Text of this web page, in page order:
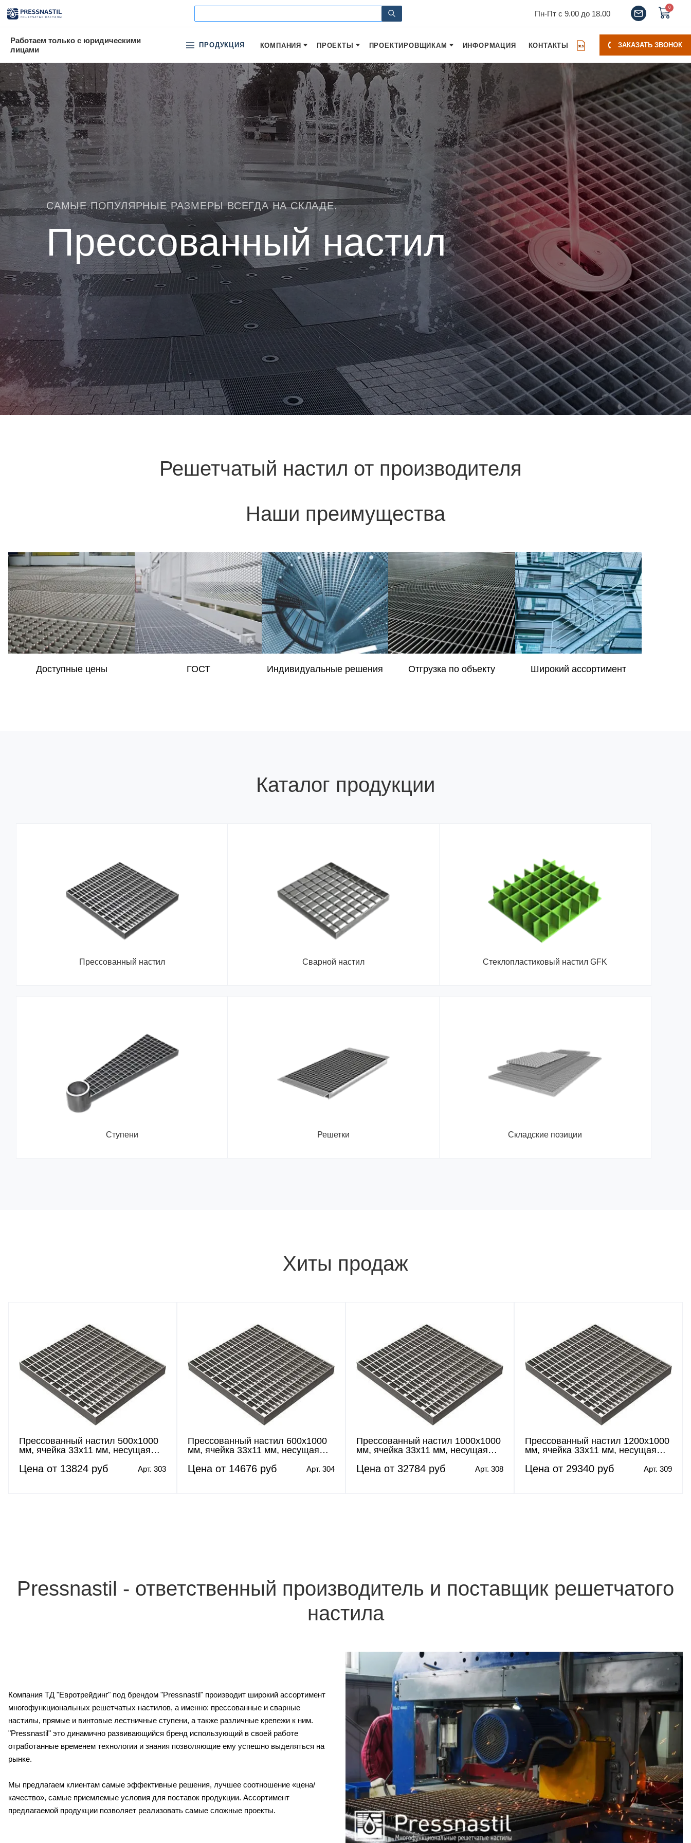
Пн-Пт с 9.00 до 18.00
0
Работаем только с юридическими
лицами
ПРОДУКЦИЯ КОМПАНИЯ ПРОЕКТЫ ПРОЕКТИРОВЩИКАМ ИНФОРМАЦИЯ КОНТАКТЫ ЗАКАЗАТЬ ЗВОНОК
ИЗГОТОВИМ ЛЮБЫЕ РАЗМЕРЫ ПО ВАШЕМУ ЗАПРОСУ.
Сварной настил
Решетчатый настил от производителя
Наши преимущества
Доступные цены ГОСТ Индивидуальные решения Отгрузка по объекту Широкий ассортимент
Каталог продукции
Прессованный настил Сварной настил Стеклопластиковый настил GFK
Ступени Решетки Складские позиции
Хиты продаж
Прессованный настил 500х1000
мм, ячейка 33х11 мм, несущая
Цена от 13824 руб Арт. 303
Прессованный настил 600х1000
мм, ячейка 33х11 мм, несущая
Цена от 14676 руб Арт. 304
Прессованный настил 1000х1000
мм, ячейка 33х11 мм, несущая
Цена от 32784 руб Арт. 308
Прессованный настил 1200х1000
мм, ячейка 33х11 мм, несущая
Цена от 29340 руб Арт. 309
Pressnastil - ответственный производитель и поставщик решетчатого
настила
Компания ТД "Евротрейдинг" под брендом "Pressnastil" производит широкий ассортимент
многофункциональных решетчатых настилов, а именно: прессованные и сварные
настилы, прямые и винтовые лестничные ступени, а также различные крепежи к ним.
"Pressnastil" это динамично развивающийся бренд использующий в своей работе
отработанные временем технологии и знания позволяющие ему успешно выделяться на
рынке.
Мы предлагаем клиентам самые эффективные решения, лучшее соотношение «цена/
качество», самые приемлемые условия для поставок продукции. Ассортимент
предлагаемой продукции позволяет реализовать самые сложные проекты.